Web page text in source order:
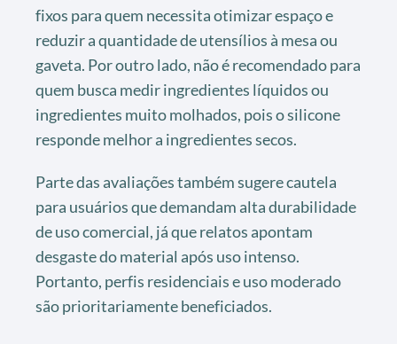
fixos para quem necessita otimizar espaço e
reduzir a quantidade de utensílios à mesa ou
gaveta. Por outro lado, não é recomendado para
quem busca medir ingredientes líquidos ou
ingredientes muito molhados, pois o silicone
responde melhor a ingredientes secos.
Parte das avaliações também sugere cautela
para usuários que demandam alta durabilidade
de uso comercial, já que relatos apontam
desgaste do material após uso intenso.
Portanto, perfis residenciais e uso moderado
são prioritariamente beneficiados.